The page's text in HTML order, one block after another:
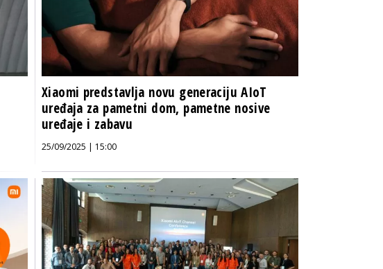
Xiaomi predstavlja novu generaciju AIoT
uređaja za pametni dom, pametne nosive
uređaje i zabavu
25/09/2025 | 15:00